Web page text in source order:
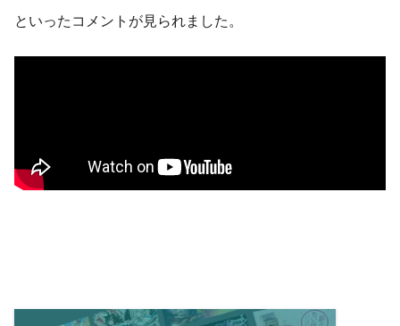
といったコメントが見られました。